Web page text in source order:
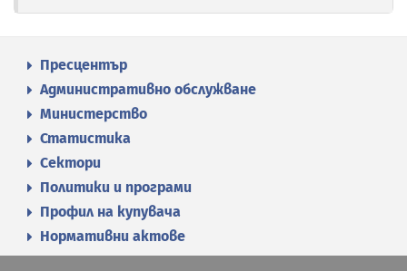
Пресцентър
Административно обслужване
Министерство
Статистика
Сектори
Политики и програми
Профил на купувача
Нормативни актове